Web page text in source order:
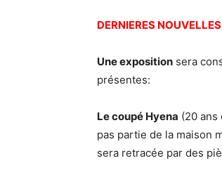
DERNIERES NOUVELLES
Une exposition sera
présentes:
Le coupé Hyena (20 ans
pas partie de la maison
sera retracée par des